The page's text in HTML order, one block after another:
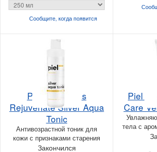
Сообщите, когдапоявится
Piel Cosmetics
Rejuvenate Silver Aqua
Tonic
Антивозрастной тоник для
кожи с признаками старения
Закончился
Piel
Care
тела с